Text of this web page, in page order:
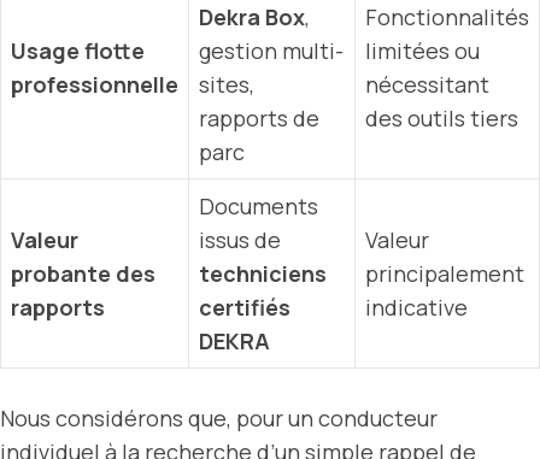
Usage flotte
professionnelle
Dekra Box,
gestion multi-
sites,
rapports de
parc
Fonctionnalités
limitées ou
nécessitant
des outils tiers
Valeur
probante des
rapports
Documents
issus de
techniciens
certifiés
DEKRA
Valeur
principalement
indicative
Nous considérons que, pour un conducteur
individuel à la recherche d’un simple rappel de